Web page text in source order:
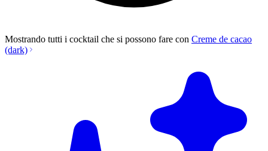
Mostrando tutti i cocktail che si possono fare con Creme de cacao
(dark)